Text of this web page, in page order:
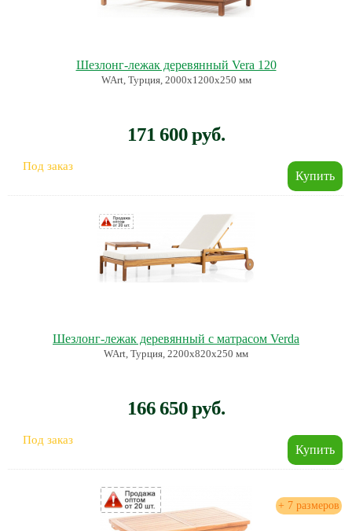
Шезлонг-лежак деревянный Vera 120
WArt, Турция, 2000х1200х250 мм
171 600 руб.
Под заказ
Шезлонг-лежак деревянный с матрасом Verda
WArt, Турция, 2200х820х250 мм
166 650 руб.
Под заказ
+ 7 размеров